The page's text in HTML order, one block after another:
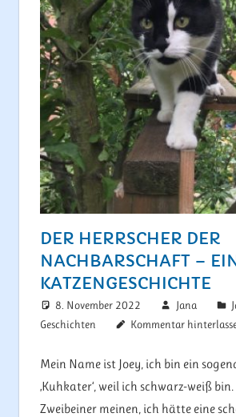
DER HERRSCHER DER
NACHBARSCHAFT –
KATZENGESCHICHTE
8. November 2022 Jana
Geschichten
Kommentar
Mein Name ist Joey, ich bin ein
‚Kuhkater‘, weil ich schwarz-weiß bin.
Zweibeiner meinen, ich hätte eine